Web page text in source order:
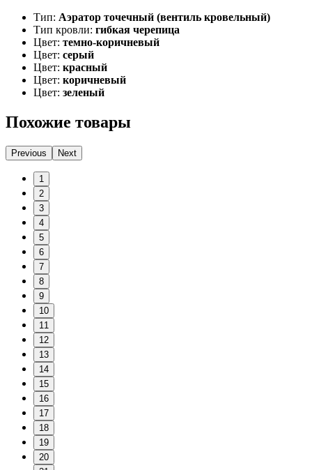
Тип: Аэратор точечный (вентиль кровельный)
Тип кровли: гибкая черепица
Цвет: темно-коричневый
Цвет: серый
Цвет: красный
Цвет: коричневый
Цвет: зеленый
Похожие товары
Previous Next
1
2
3
4
5
6
7
8
9
10
11
12
13
14
15
16
17
18
19
20